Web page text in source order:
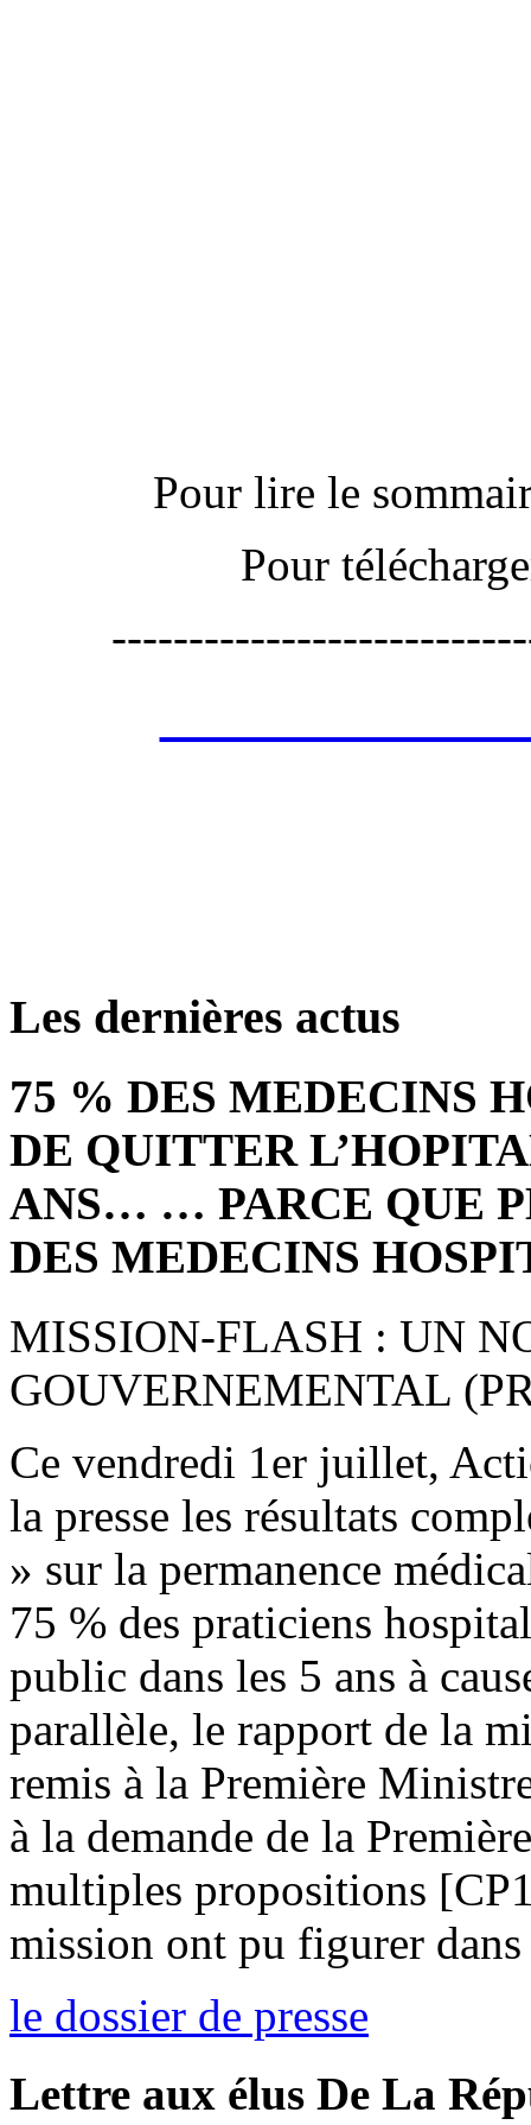
Pour lire le
Pour
Les dernières actus
75 % DES MEDECINS
DE QUITTER
ANS… … PARCE QUE
DES MEDECINS
MISSION-FLASH : UN
GOUVERNEMENTAL
Ce vendredi 1er juillet,
la presse les résultats
» sur la permanence
75 % des praticiens
public dans les 5 ans à
parallèle, le rapport de la
remis à la Première
à la demande de la
multiples propositions
mission ont pu figurer
le dossier de presse
Lettre aux élus De La